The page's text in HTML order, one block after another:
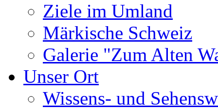
Ziele im Umland
Märkische Schweiz
Galerie "Zum Alten
Unser Ort
Wissens- und